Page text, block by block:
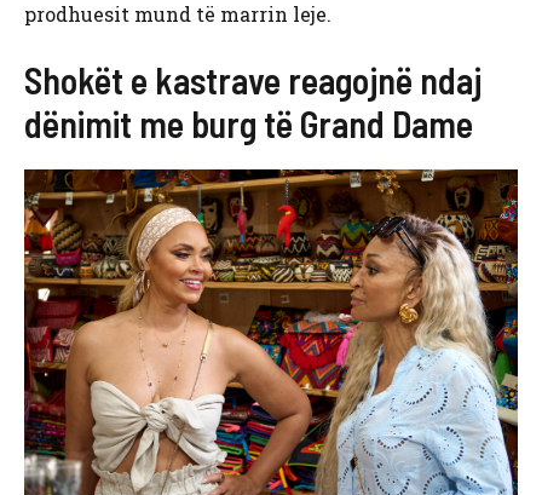
prodhuesit mund të marrin leje.
Shokët e kastrave reagojnë ndaj
dënimit me burg të Grand Dame